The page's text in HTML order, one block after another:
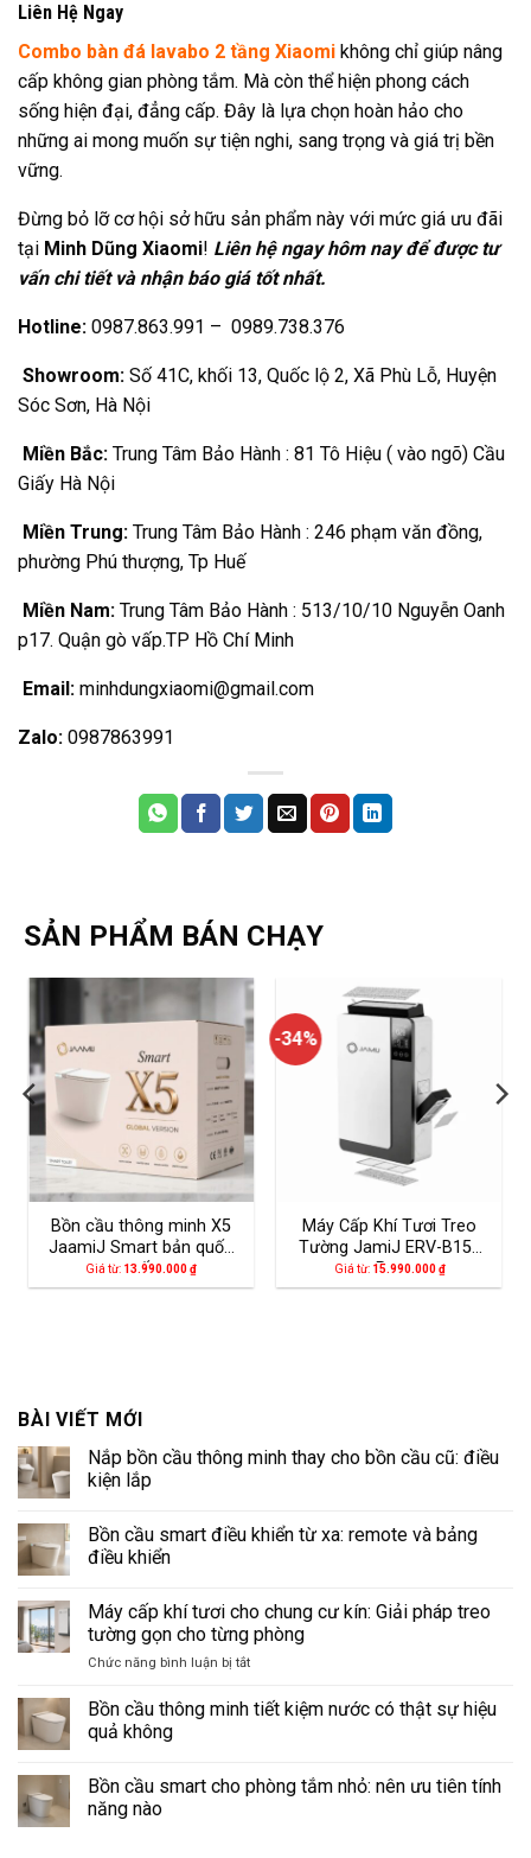
Liên Hệ Ngay
Combo bàn đá lavabo 2 tầng Xiaomi không chỉ giúp nâng
cấp không gian phòng tắm. Mà còn thể hiện phong cách
sống hiện đại, đẳng cấp. Đây là lựa chọn hoàn hảo cho
những ai mong muốn sự tiện nghi, sang trọng và giá trị bền
vững.
Đừng bỏ lỡ cơ hội sở hữu sản phẩm này với mức giá ưu đãi
tại Minh Dũng Xiaomi! Liên hệ ngay hôm nay để được tư
vấn chi tiết và nhận báo giá tốt nhất.
Hotline: 0987.863.991 – 0989.738.376
Showroom: Số 41C, khối 13, Quốc lộ 2, Xã Phù Lỗ, Huyện
Sóc Sơn, Hà Nội
Miền Bắc: Trung Tâm Bảo Hành : 81 Tô Hiệu ( vào ngõ) Cầu
Giấy Hà Nội
Miền Trung: Trung Tâm Bảo Hành : 246 phạm văn đồng,
phường Phú thượng, Tp Huế
Miền Nam: Trung Tâm Bảo Hành : 513/10/10 Nguyễn Oanh
p17. Quận gò vấp.TP Hồ Chí Minh
Email: minhdungxiaomi@gmail.com
Zalo: 0987863991
SẢN PHẨM BÁN CHẠY
Bồn cầu thông minh X5
JaamiJ Smart bản quốc
tế
Giá từ: 13.990.000₫
-34%
Máy Cấp Khí Tươi Treo
Tường JamiJ ERV-B150
Pro
Giá từ: 15.990.000₫
BÀI VIẾT MỚI
Nắp bồn cầu thông minh thay cho bồn cầu cũ: điều
kiện lắp
bình
luận
ở
cầu
thông
minh
thay
cầu
cũ:
điều
Bồn cầu smart điều khiển từ xa: remote và bảng
điều khiển
bình
luận
ở
Bồn
điều
khiển
từ
và
bảng
điều
Máy cấp khí tươi cho chung cư kín: Giải pháp treo
tường gọn cho từng phòng
Chức năng bình luận bị tắtở
cấp
chung
Bồn cầu thông minh tiết kiệm nước có thật sự hiệu
quả không
bình
luận
ở
Bồn cầu smart cho phòng tắm nhỏ: nên ưu tiên tính
năng nào